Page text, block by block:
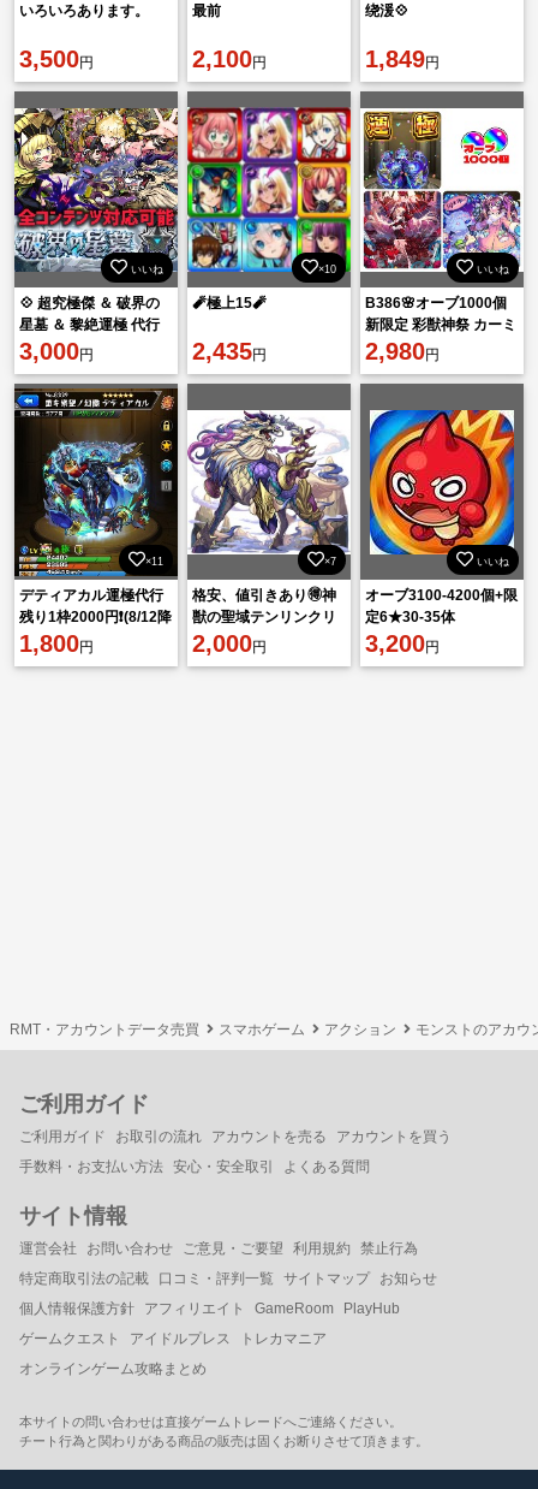
いろいろあります。
3,500円
最前
2,100円
绕湲💠
1,849円
いいね
💠 超究極傑 ＆ 破界の
星墓 ＆ 黎絶運極 代行
💠 【評価2400件🔺】
【ゼーレ/神獣】
3,000円
×10
🧨極上15🧨
2,435円
いいね
B386🌸オーブ1000個
新限定 彩獣神祭 カーミ
ラ ゾディアック運極2
2,980円
×11
デティアカル運極代行
残り1枠2000円❗️(8/12降
臨)
1,800円
×7
格安、値引きあり🉐神
獣の聖域テンリンクリ
ア、運極代行2000円❗️
2,000円
いいね
オーブ3100-4200個+限
定6★30-35体
3,200円
RMT・アカウントデータ売買 スマホゲーム アクション モンストのアカウ
ご利用ガイド
ご利用ガイド お取引の流れ アカウントを売る
アカウントを買う
手数料・お支払い方法 安心・安全取引 よくある質問
サイト情報
運営会社 お問い合わせ ご意見・ご要望 利用規約
禁止行為
特定商取引法の記載
口コミ・評判一覧 サイトマップ
お知らせ
個人情報保護方針
アフィリエイト GameRoom
PlayHub
ゲームクエスト
アイドルプレス
トレカマニア
オンラインゲーム攻略まとめ
本サイトの問い合わせは直接ゲームトレードへご連絡ください。
チート行為と関わりがある商品の販売は固くお断りさせて頂きます。